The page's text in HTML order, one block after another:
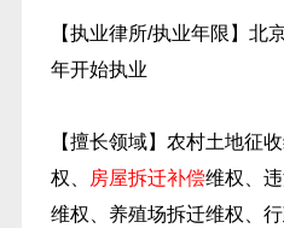
【执业律所/执业年限】北
年开始执业
【擅长领域】农村土地征
权、
房屋拆迁补偿维权、
维权、养殖场拆迁维权、